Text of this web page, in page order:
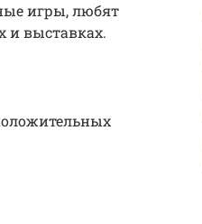
игры, любят
и выставках.